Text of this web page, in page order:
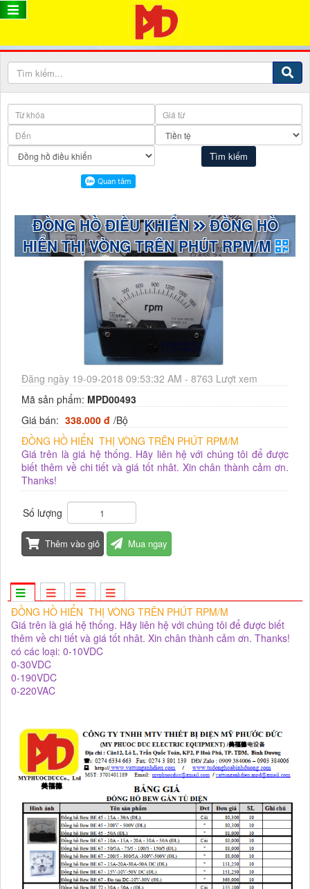
ĐỒNG HỒ ĐIỀU KHIỂN
ĐỒNG HỒ
HIỂN THỊ VÒNG TRÊN PHÚT RPM/M
Đăng ngày 19-09-2018 09:53:32 AM - 8763 Lượt xem
Mã sản phẩm: MPD00493
Giá bán: 338.000 đ /Bộ
ĐỒNG HỒ HIỂN THỊ VÒNG TRÊN PHÚT RPM/M
Giá trên là giá hệ thống. Hãy liên hệ với chúng tôi để được
biết thêm về chi tiết và giá tốt nhât. Xin chân thành cảm ơn.
Thanks!
Số lượng
Thêm vào giỏ Mua ngay
ĐỒNG HỒ HIỂN THỊ VÒNG TRÊN PHÚT RPM/M
Giá trên là giá hệ thống. Hãy liên hệ với chúng tôi để được biết
thêm về chi tiết và giá tốt nhât. Xin chân thành cảm ơn. Thanks!
có các loại: 0-10VDC
0-30VDC
0-190VDC
0-220VAC